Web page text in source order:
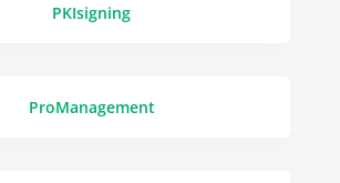
PKIsigning
ProManagement